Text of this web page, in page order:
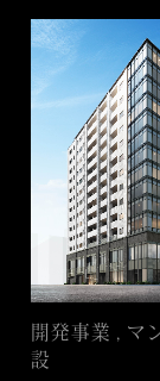
開発事業 , マ
設